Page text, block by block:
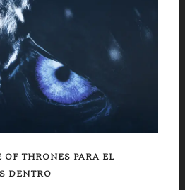
THRONES PARA EL
DENTRO